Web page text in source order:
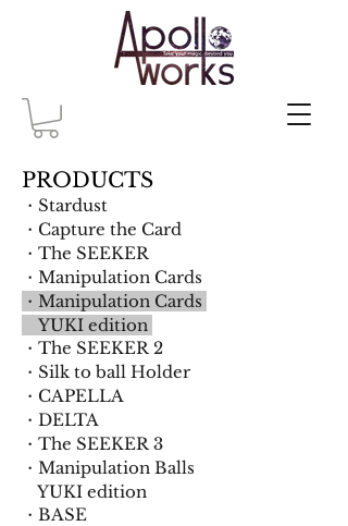
PRODUCTS
・Stardust
・Capture the Card
・The SEEKER
​・Manipulation Cards
・Manipulation Cards
YUKI edition
・The SEEKER 2
・Silk to ball Holder
​・CAPELLA
・DELTA
・The SEEKER 3
・Manipulation Balls
YUKI edition
・BASE